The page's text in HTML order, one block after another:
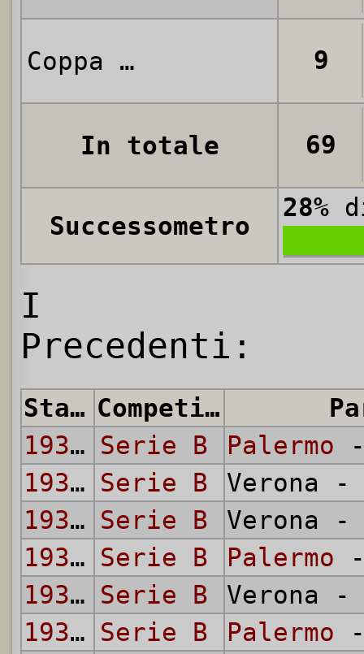
Coppa Italia 9
In totale 69
Successometro
28%
I
Precedenti:
Stagione Competizione
1930/31 Serie B Palermo
1930/31 Serie B
Verona
1931/32 Serie B
Verona
1931/32 Serie B Palermo
1936/37 Serie B
Verona
1936/37 Serie B Palermo